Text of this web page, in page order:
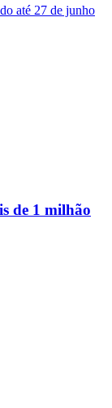
até 27 de junho
de 1 milhão